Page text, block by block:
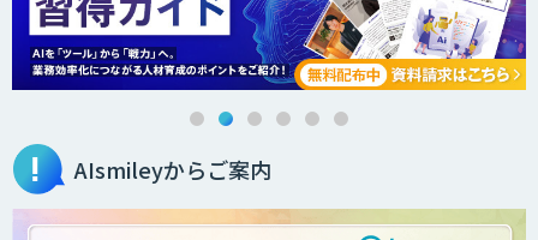
法人向けAIエージェント「OfficeAI社
員」
2層ナレッジ×AIで顧客コミュニケーシ
AIsmileyからご案内